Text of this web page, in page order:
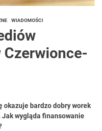
WIADOMOŚCI
okazuje bardzo dobry worek
Jak wygląda finansowanie